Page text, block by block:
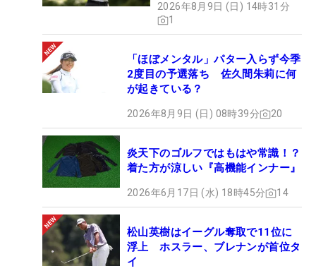
2026年8月9日 (日) 14時31分
1
「ほぼメンタル」パター入らず今季
2度目の予選落ち 佐久間朱莉に何
が起きている？
2026年8月9日 (日) 08時39分 20
炎天下のゴルフではもはや常識！？
着た方が涼しい『高機能インナー』
2026年6月17日 (水) 18時45分 14
松山英樹はイーグル奪取で11位に
浮上 ホスラー、ブレナンが首位タ
イ